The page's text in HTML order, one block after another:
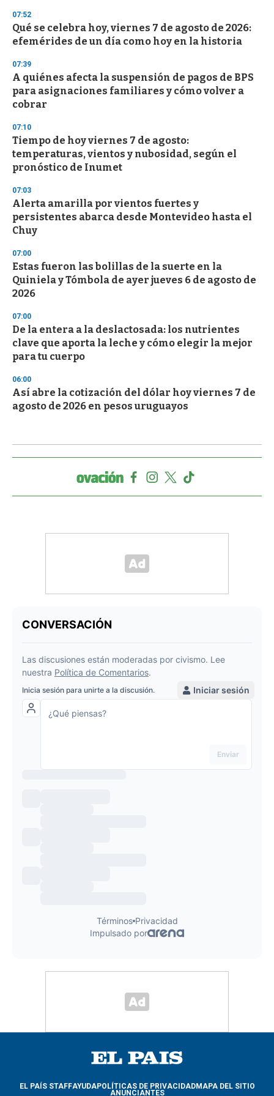
s
e
c
o
d
s
07:52
Qué se celebra hoy, viernes 7 de agosto de 2026:
efemérides de un día como hoy en la historia
07:39
A quiénes afecta la suspensión de pagos de BPS
para asignaciones familiares y cómo volver a
cobrar
07:10
Tiempo de hoy viernes 7 de agosto:
temperaturas, vientos y nubosidad, según el
pronóstico de Inumet
07:03
Alerta amarilla por vientos fuertes y
persistentes abarca desde Montevideo hasta el
Chuy
07:00
Estas fueron las bolillas de la suerte en la
Quiniela y Tómbola de ayer jueves 6 de agosto de
2026
07:00
De la entera a la deslactosada: los nutrientes
clave que aporta la leche y cómo elegir la mejor
para tu cuerpo
06:00
Así abre la cotización del dólar hoy viernes 7 de
agosto de 2026 en pesos uruguayos
EL PAÍS STAFFAYUDAPOLÍTICAS DE PRIVACIDADMAPA DEL SITIO
ANUNCIANTES